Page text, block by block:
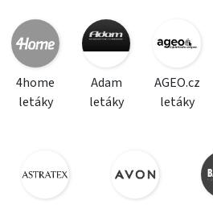
4home
letáky
Adam
letáky
AGEO.cz
letáky